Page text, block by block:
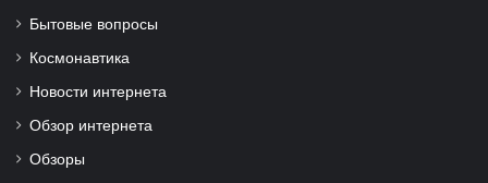
Бытовые вопросы
Космонавтика
Новости интернета
Обзор интернета
Обзоры